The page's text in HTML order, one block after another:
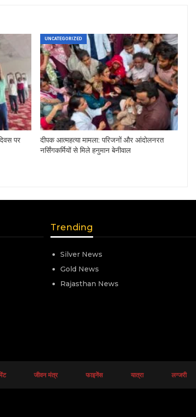
पर
UNCATEGORIZED
दीपक आत्महत्या मामला: परिजनों और आंदोलनरत
नर्सिंगकर्मियों से मिले हनुमान बेनीवाल
Trending
Silver News
Gold News
Rajasthan News
जीवन मंत्र फाइनेंस यात्रा लग्जरी